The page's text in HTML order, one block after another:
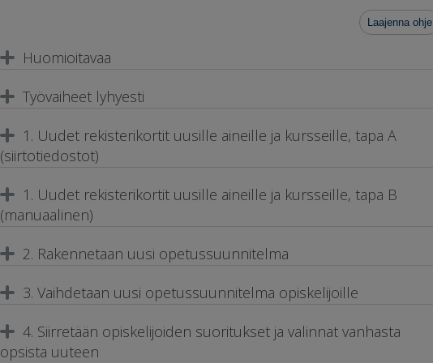
Laajenna ohje
Huomioitavaa
Työvaiheet lyhyesti
1. Uudet rekisterikortit uusille aineille ja kursseille, tapa A
(siirtotiedostot)
1. Uudet rekisterikortit uusille aineille ja kursseille, tapa B
(manuaalinen)
2. Rakennetaan uusi opetussuunnitelma
3. Vaihdetaan uusi opetussuunnitelma opiskelijoille
4. Siirretään opiskelijoiden suoritukset ja valinnat vanhasta
opsista uuteen